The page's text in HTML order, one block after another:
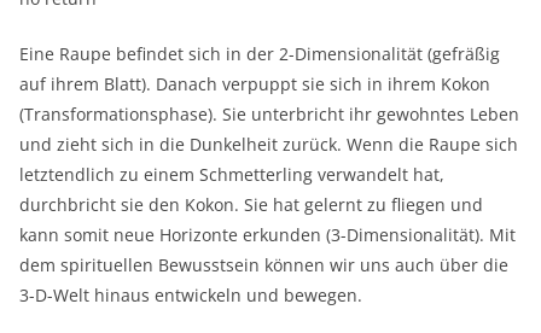
Eine Raupe befindet sich in der 2-Dimensionalität (gefräßig
auf ihrem Blatt). Danach verpuppt sie sich in ihrem Kokon
(Transformationsphase). Sie unterbricht ihr gewohntes Leben
und zieht sich in die Dunkelheit zurück. Wenn die Raupe sich
letztendlich zu einem Schmetterling verwandelt hat,
durchbricht sie den Kokon. Sie hat gelernt zu fliegen und
kann somit neue Horizonte erkunden (3-Dimensionalität). Mit
dem spirituellen Bewusstsein können wir uns auch über die
3-D-Welt hinaus entwickeln und bewegen.